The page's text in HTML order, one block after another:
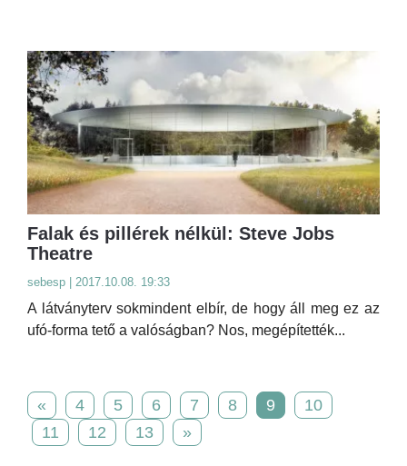
Falak és pillérek nélkül: Steve Jobs
Theatre
sebesp | 2017.10.08. 19:33
A látványterv sokmindent elbír, de hogy áll meg ez az
ufó-forma tető a valóságban? Nos, megépítették...
« 4 5 6 7 8 9
10
11
12 13 »